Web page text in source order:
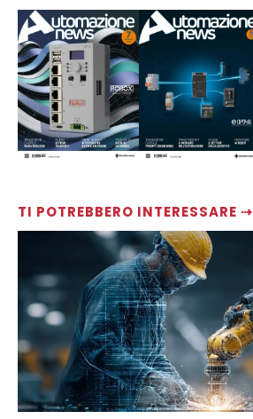
TI POTREBBERO INTERESSARE ⇢